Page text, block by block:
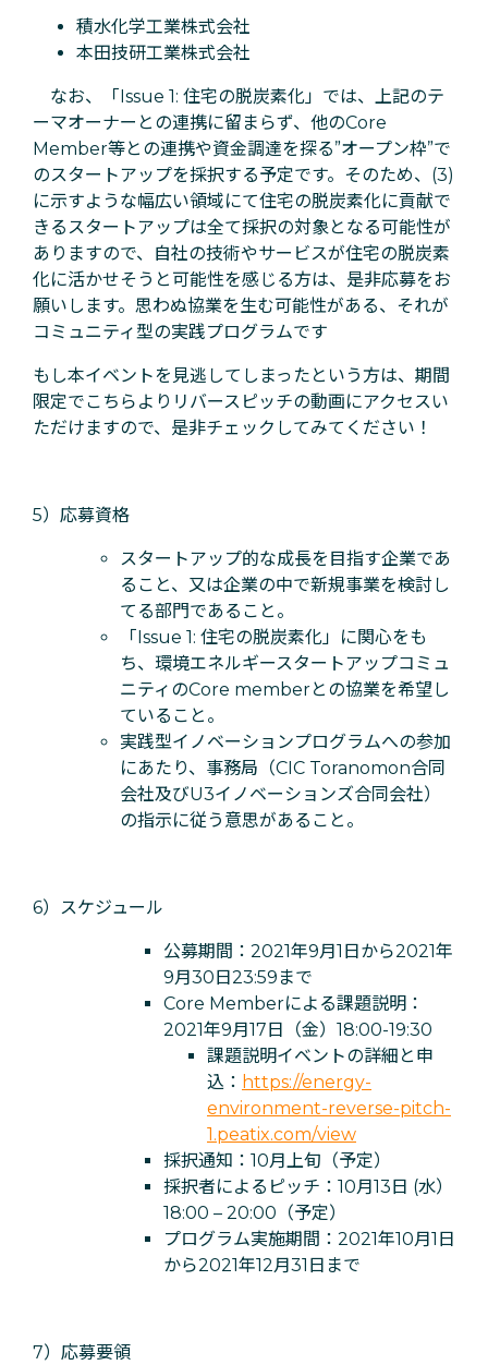
積水化学工業株式会社
本田技研工業株式会社
なお、「Issue 1: 住宅の脱炭素化」では、上記のテ
ーマオーナーとの連携に留まらず、他のCore
Member等との連携や資金調達を探る”オープン枠”で
のスタートアップを採択する予定です。そのため、(3)
に示すような幅広い領域にて住宅の脱炭素化に貢献で
きるスタートアップは全て採択の対象となる可能性が
ありますので、自社の技術やサービスが住宅の脱炭素
化に活かせそうと可能性を感じる方は、是非応募をお
願いします。思わぬ協業を生む可能性がある、それが
コミュニティ型の実践プログラムです
もし本イベントを見逃してしまったという方は、期間
限定でこちらよりリバースピッチの動画にアクセスい
ただけますので、是非チェックしてみてください！
5）応募資格
スタートアップ的な成長を目指す企業であ
ること、又は企業の中で新規事業を検討し
てる部門であること。
「Issue 1: 住宅の脱炭素化」に関心をも
ち、環境エネルギースタートアップコミュ
ニティのCore memberとの協業を希望し
ていること。
実践型イノベーションプログラムへの参加
にあたり、事務局（CIC Toranomon合同
会社及びU3イノベーションズ合同会社）
の指示に従う意思があること。
6）スケジュール
公募期間：2021年9月1日から2021年
9月30日23:59まで
Core Memberによる課題説明：
2021年9月17日（金）18:00-19:30
課題説明イベントの詳細と申
込： https://energy-
environment-reverse-pitch-
1.peatix.com/view
採択通知：10月上旬（予定）
採択者によるピッチ：10月13日 (水）
18:00 – 20:00（予定）
プログラム実施期間：2021年10月1日
から2021年12月31日まで
7）応募要領